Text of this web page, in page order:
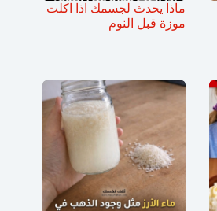
ماذا يحدث لجسمك اذا اكلت
موزة قبل النوم